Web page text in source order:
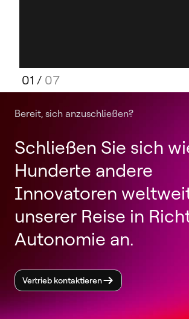
01 / 07
Bereit, sich anzuschließen?
Schließen Sie sich
Hunderte andere
Innovatoren
unserer Reise in
Autonomie an.
Vertrieb kontaktieren